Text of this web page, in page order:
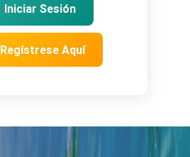
Iniciar Sesión
Regístrese Aquí